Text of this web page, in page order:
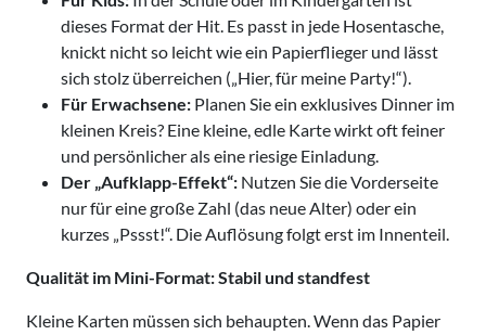
dieses Format der Hit. Es passt in jede Hosentasche,
knickt nicht so leicht wie ein Papierflieger und lässt
sich stolz überreichen („Hier, für meine Party!“).
Für Erwachsene: Planen Sie ein exklusives Dinner im
kleinen Kreis? Eine kleine, edle Karte wirkt oft feiner
und persönlicher als eine riesige Einladung.
Der „Aufklapp-Effekt“: Nutzen Sie die Vorderseite
nur für eine große Zahl (das neue Alter) oder ein
kurzes „Pssst!“. Die Auflösung folgt erst im Innenteil.
Qualität im Mini-Format: Stabil und standfest
Kleine Karten müssen sich behaupten. Wenn das Papier